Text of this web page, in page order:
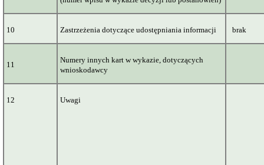
10 Zastrzeżenia dotyczące udostępniania informacji brak
11
Numery innych kart w wykazie, dotyczących
wnioskodawcy
12 Uwagi